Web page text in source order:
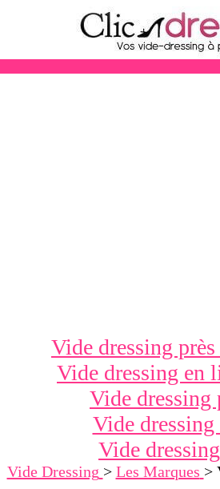
Vide dressing
Vide dressing en
Vide dressing
Vide
Vide
Vide Dressing > Les Marques >